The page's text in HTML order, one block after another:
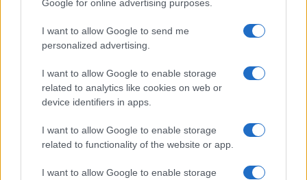
Google for online advertising purposes.
I want to allow Google to send me
personalized advertising.
I want to allow Google to enable storage
related to analytics like cookies on web or
device identifiers in apps.
I want to allow Google to enable storage
related to functionality of the website or app.
I want to allow Google to enable storage
Új és Használt GSM kiemelt ajánlatok
Samsung Galaxy S26 Ultra